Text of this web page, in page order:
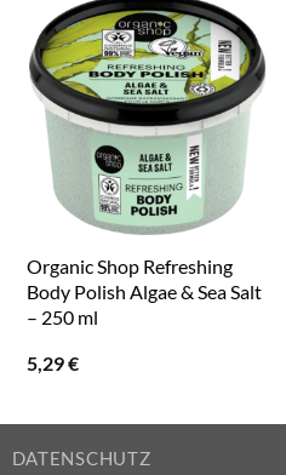
Organic Shop Refreshing
Body Polish Algae & Sea Salt
– 250 ml
5,29€
DATENSCHUTZ